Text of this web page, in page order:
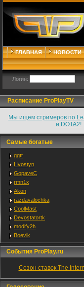
ГЛАВНАЯ НОВОСТИ
Логин:
Расписание ProPlayTV
Мы ищем стримеров по
и DOTA2!
Самые богатые
ggtt
Hvostyn
GopaveC
rmn1x
Akon
razdavalochka
CoolMast
Devostatortk
modify2h
Boevik
События ProPlay.ru
Сезон ставок The